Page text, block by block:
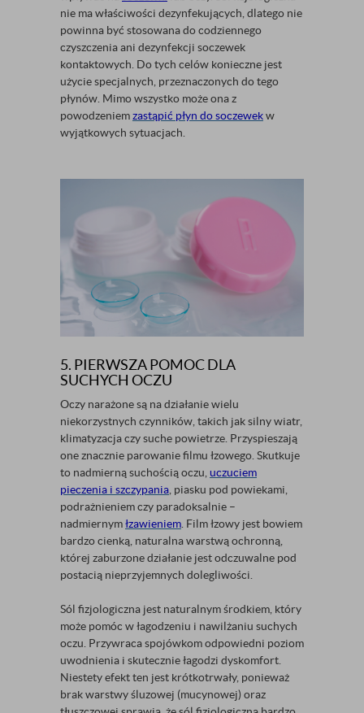
nie ma właściwości dezynfekujących, dlatego nie
powinna być stosowana do codziennego
czyszczenia ani dezynfekcji soczewek
kontaktowych. Do tych celów konieczne jest
użycie specjalnych, przeznaczonych do tego
płynów. Mimo wszystko może ona z
powodzeniemzastąpić płyn do soczewekw
wyjątkowych sytuacjach.
5. PIERWSZA POMOC DLA
SUCHYCH OCZU
Oczy narażone są na działanie wielu
niekorzystnych czynników, takich jak silny wiatr,
klimatyzacja czy suche powietrze. Przyspieszają
one znacznie parowanie filmu łzowego. Skutkuje
to nadmierną suchością oczu,uczuciem
pieczenia i szczypania, piasku pod powiekami,
podrażnieniem czy paradoksalnie –
nadmiernymłzawieniem. Film łzowy jest bowiem
bardzo cienką, naturalna warstwą ochronną,
której zaburzone działanie jest odczuwalne pod
postacią nieprzyjemnych dolegliwości.
Sól fizjologiczna jest naturalnym środkiem, który
może pomóc w łagodzeniu i nawilżaniu suchych
oczu. Przywraca spojówkom odpowiedni poziom
uwodnienia i skutecznie łagodzi dyskomfort.
Niestety efekt ten jest krótkotrwały, ponieważ
brak warstwy śluzowej (mucynowej) oraz